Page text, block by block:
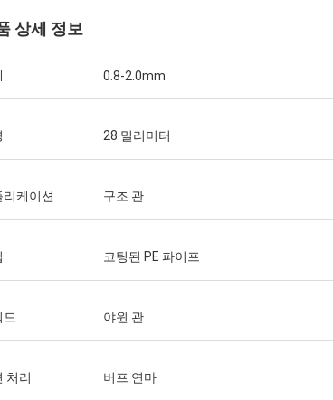
체입니다.
상세 정보
0.8-2.0mm
28 밀리미터
리케이션 구조 관
코팅된 PE 파이프
드 야윈 관
처리 버프 연마